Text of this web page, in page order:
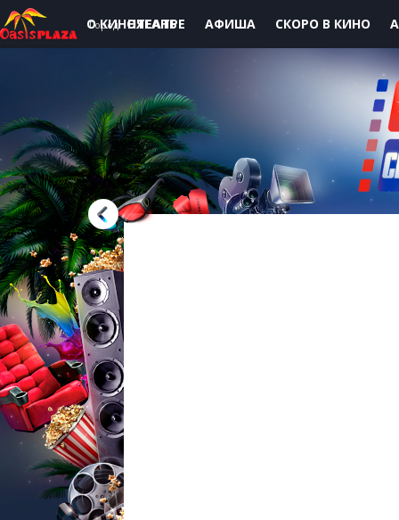
Город: НЯГАНЬ
О КИНОТЕАТРЕ АФИША СКОРО В КИНО